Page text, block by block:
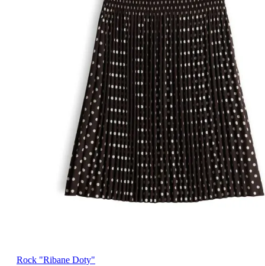
Rock "Ribane Doty"